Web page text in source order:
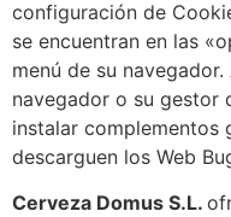
configuración de
se encuentran en las
menú de su
navegador o su gestor
instalar complementos
descarguen los Web
Cerveza Domus S.L.